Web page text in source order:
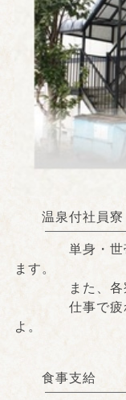
温泉付社員寮
単身・世帯用
ます。
また、各寮に
仕事で疲れた
よ。
食事支給